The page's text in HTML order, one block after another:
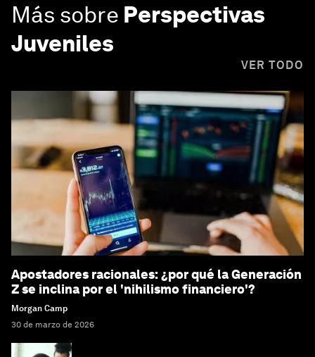
Más sobre Perspectivas
Juveniles
VER TODO
Apostadores racionales: ¿por qué la Generación
Z se inclina por el 'nihilismo financiero'?
Morgan Camp
30 de marzo de 2026